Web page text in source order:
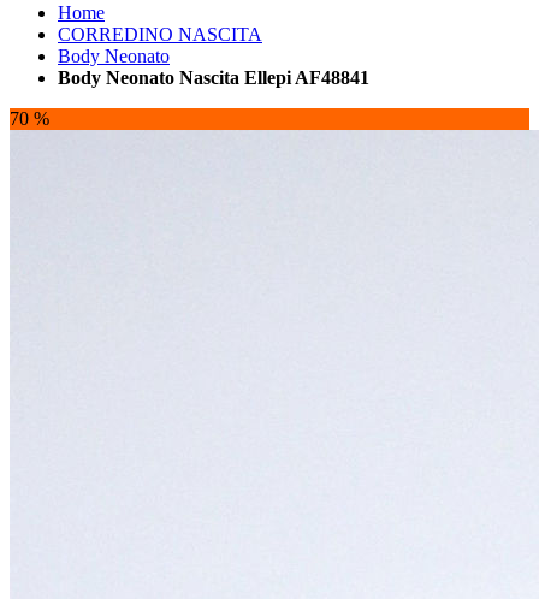
Home
CORREDINO NASCITA
Body Neonato
Body Neonato Nascita Ellepi AF48841
70 %